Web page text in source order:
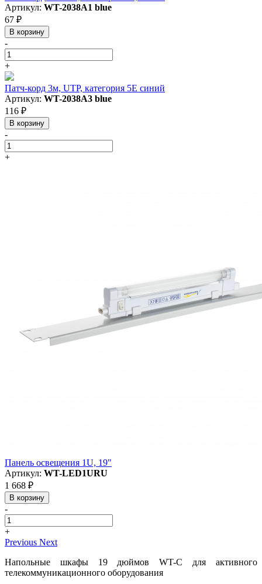
Артикул: WT-2038A1 blue
67 ₽
В корзину
-
+
Патч-корд 3м, UTP, категория 5E синий
Артикул: WT-2038A3 blue
116 ₽
В корзину
-
+
Панель освещения 1U, 19"
Артикул: WT-LED1URU
1 668 ₽
В корзину
-
+
Previous Next
Напольные шкафы 19 дюймов WT-С для активного
телекоммуникационного оборудования